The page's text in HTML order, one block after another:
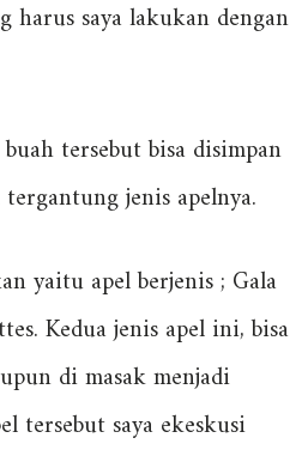
harus saya lakukan dengan
tersebut bisa disimpan
jenis apelnya.
yaitu apel berjenis ; Gala
Kedua jenis apel ini, bisa
di masak menjadi
tersebut saya ekeskusi